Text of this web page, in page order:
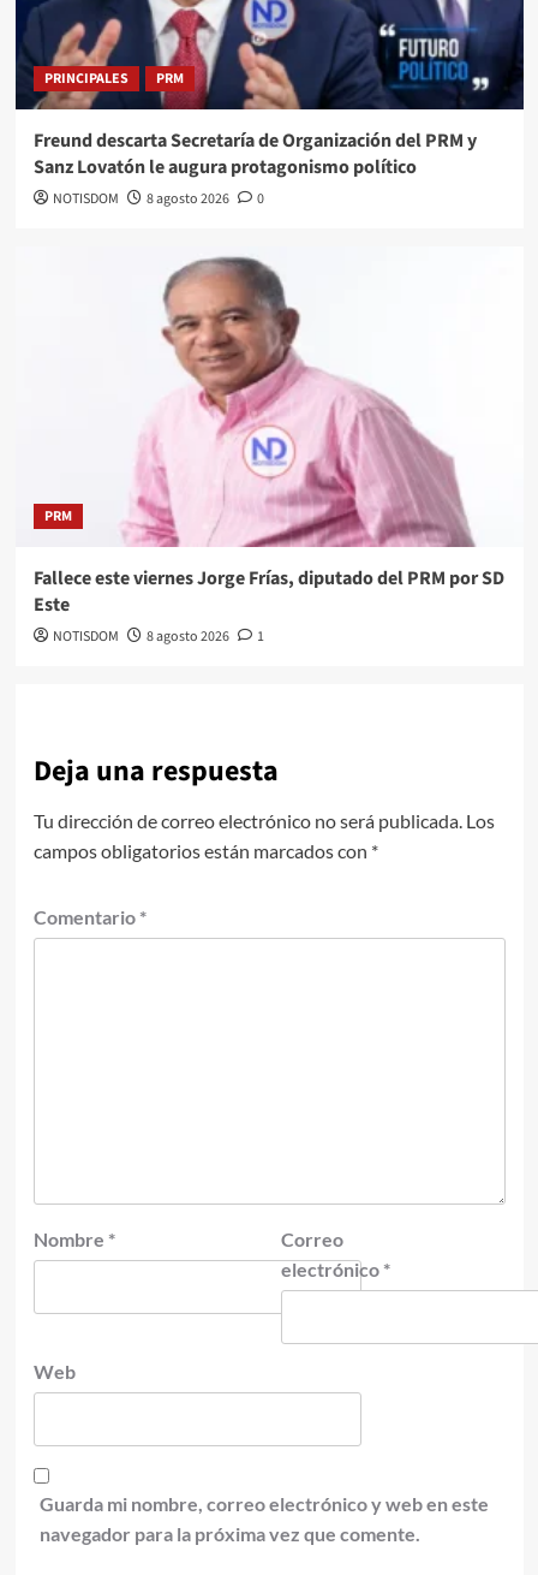
PRINCIPALES PRM
Freund descarta Secretaría de Organización del PRM y
Sanz Lovatón le augura protagonismo político
NOTISDOM 8 agosto 2026 0
PRM
Fallece este viernes Jorge Frías, diputado del PRM por SD
Este
NOTISDOM 8 agosto 2026 1
Deja una respuesta
Tu dirección de correo electrónico no será publicada. Los
campos obligatorios están marcados con *
Comentario *
Nombre *
Correo
electrónico *
Web
Guarda mi nombre, correo electrónico y web en este
navegador para la próxima vez que comente.